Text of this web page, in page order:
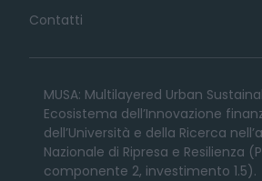
Contatti
MUSA: Multilayered Urban
Ecosistema dell’Innovazione
dell’Università e della Ricerca
Nazionale di Ripresa e Resilienza
componente 2, investimento 1.5).